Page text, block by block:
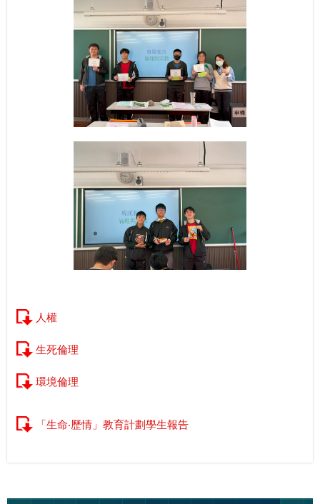
人權
生死倫理
環境倫理
「生命‧歷情」教育計劃學生報告